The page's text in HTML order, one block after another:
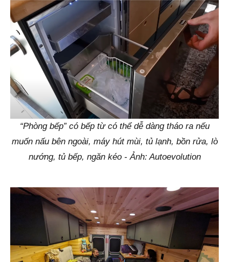
“Phòng bếp” có bếp từ có thể dễ dàng tháo ra nếu
muốn nấu bên ngoài, máy hút mùi, tủ lạnh, bồn rửa, lò
nướng, tủ bếp, ngăn kéo - Ảnh: Autoevolution